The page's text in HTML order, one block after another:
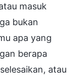
masuk
bukan
apa yang
berapa
atau